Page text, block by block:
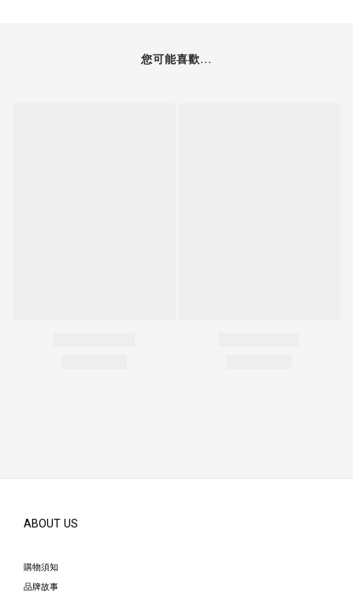
您可能喜歡...
ABOUT US
購物須知
品牌故事